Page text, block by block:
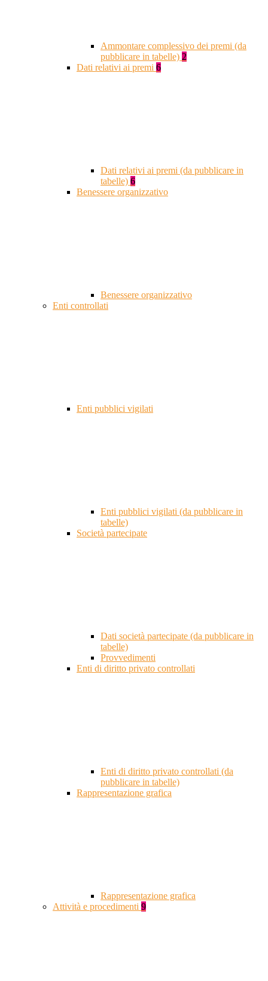
Ammontare complessivo dei premi (da
pubblicare in tabelle) 2
Dati relativi ai premi 6
Dati relativi ai premi (da pubblicare in
tabelle) 6
Benessere organizzativo
Benessere organizzativo
Enti controllati
Enti pubblici vigilati
Enti pubblici vigilati (da pubblicare in
tabelle)
Società partecipate
Dati società partecipate (da pubblicare in
tabelle)
Provvedimenti
Enti di diritto privato controllati
Enti di diritto privato controllati (da
pubblicare in tabelle)
Rappresentazione grafica
Rappresentazione grafica
Attività e procedimenti 9